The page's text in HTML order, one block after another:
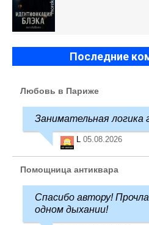
Последние
Любовь в Париже
Занимательная логика
L 05.08.2026
Помощница антиквара
Спасибо автору!
одном дыхании!